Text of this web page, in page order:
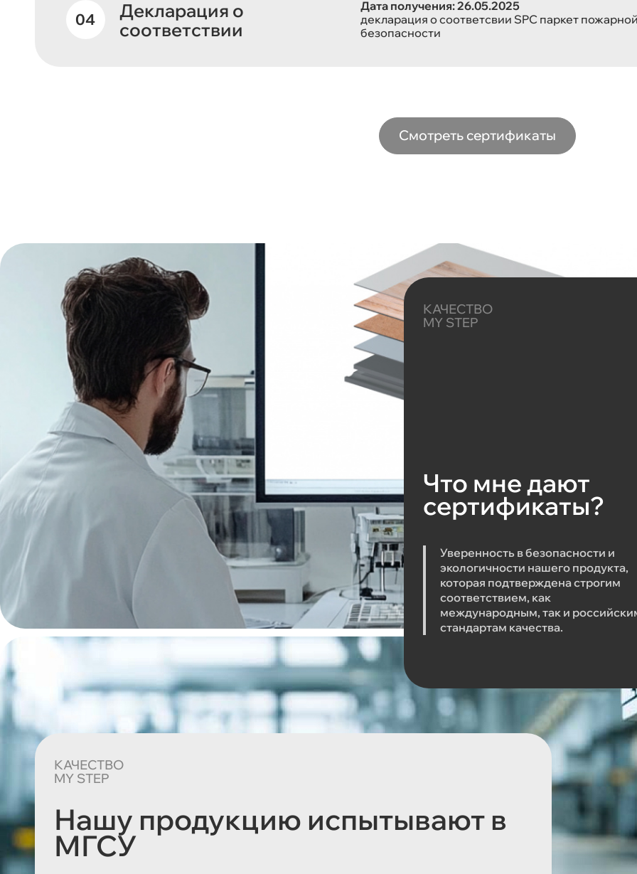
Декларация о
соответствии
Дата получения: 26.05.2025
декларация о соответсвии SPC паркет
безопасности
Смотреть сертификаты
КАЧЕСТВО
MY STEP
Что мне дают
сертификаты?
Уверенность в безопасности и
экологичности нашего продукта,
которая подтверждена строгим
соответствием, как
международным, так и
стандартам качества.
КАЧЕСТВО
MY STEP
Нашу продукцию испытывают в
МГСУ